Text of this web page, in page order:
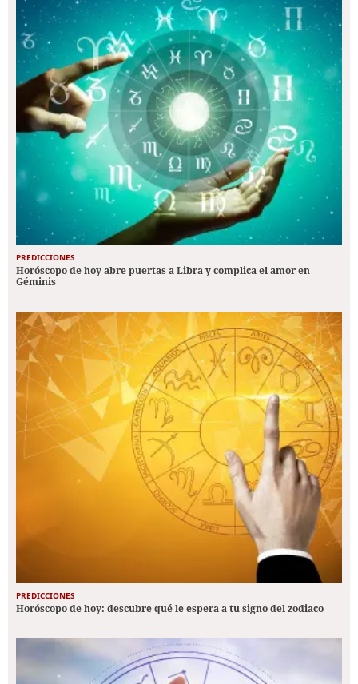
PREDICCIONES
Horóscopo de hoy abre puertas a Libra y complica el amor en
Géminis
PREDICCIONES
Horóscopo de hoy: descubre qué le espera a tu signo del zodiaco